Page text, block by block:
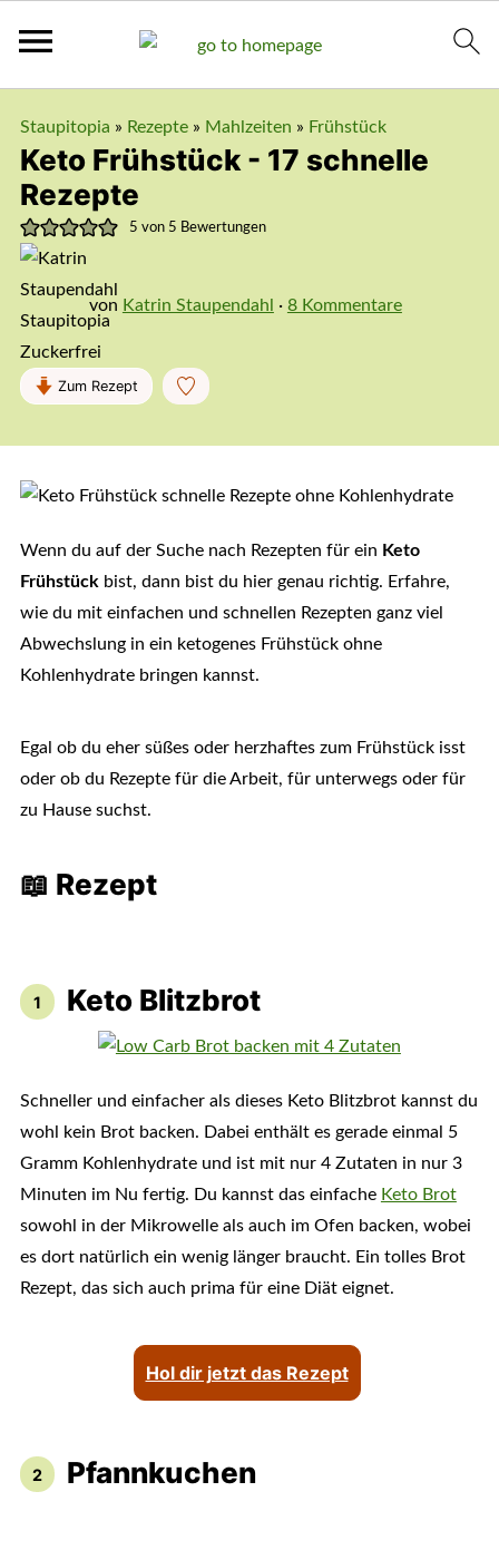
Staupitopia » Rezepte» Mahlzeiten » Frühstück
Keto Frühstück - 17 schnelle
Rezepte
5 von 5 Bewertungen
von Katrin Staupendahl · 8 Kommentare
Zum Rezept
Wenn du auf der Suche nach Rezepten für ein Keto
Frühstück bist, dann bist du hier genau richtig. Erfahre,
wie du mit einfachen und schnellen Rezepten ganz viel
Abwechslung in ein ketogenes Frühstück ohne
Kohlenhydrate bringen kannst.
Egal ob du eher süßes oder herzhaftes zum Frühstück isst
oder ob du Rezepte für die Arbeit, für unterwegs oder für
zu Hause suchst.
📖 Rezept
Keto Blitzbrot
Schneller und einfacher als dieses Keto Blitzbrot kannst du
wohl kein Brot backen. Dabei enthält es gerade einmal 5
Gramm Kohlenhydrate und ist mit nur 4 Zutaten in nur 3
Minuten im Nu fertig. Du kannst das einfache Keto Brot
sowohl in der Mikrowelle als auch im Ofen backen, wobei
es dort natürlich ein wenig länger braucht. Ein tolles Brot
Rezept, das sich auch prima für eine Diät eignet.
Hol dir jetzt das Rezept
Pfannkuchen